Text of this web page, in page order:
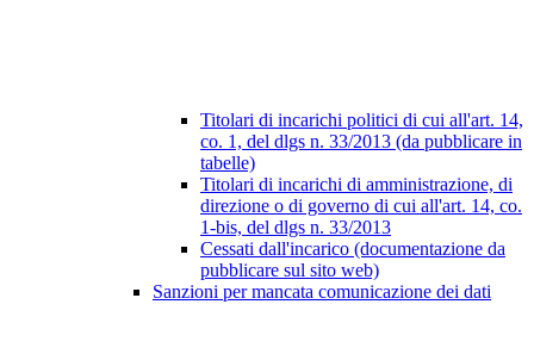
Titolari di incarichi politici di cui all'art. 14,
co. 1, del dlgs n. 33/2013 (da pubblicare in
tabelle)
Titolari di incarichi di amministrazione, di
direzione o di governo di cui all'art. 14, co.
1-bis, del dlgs n. 33/2013
Cessati dall'incarico (documentazione da
pubblicare sul sito web)
Sanzioni per mancata comunicazione dei dati